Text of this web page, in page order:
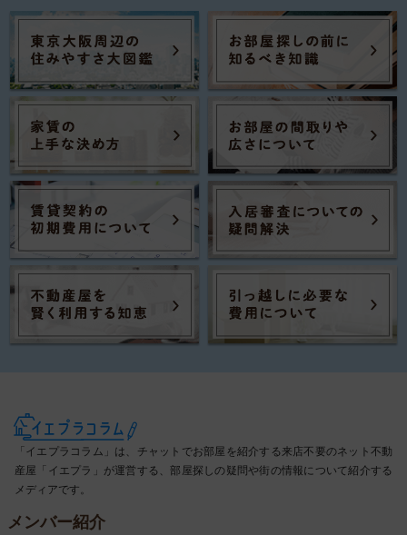
「イエプラコラム」は、チャットでお部屋を紹介する来店不要のネット不動
産屋「イエプラ」が運営する、部屋探しの疑問や街の情報について紹介する
メディアです。
メンバー紹介